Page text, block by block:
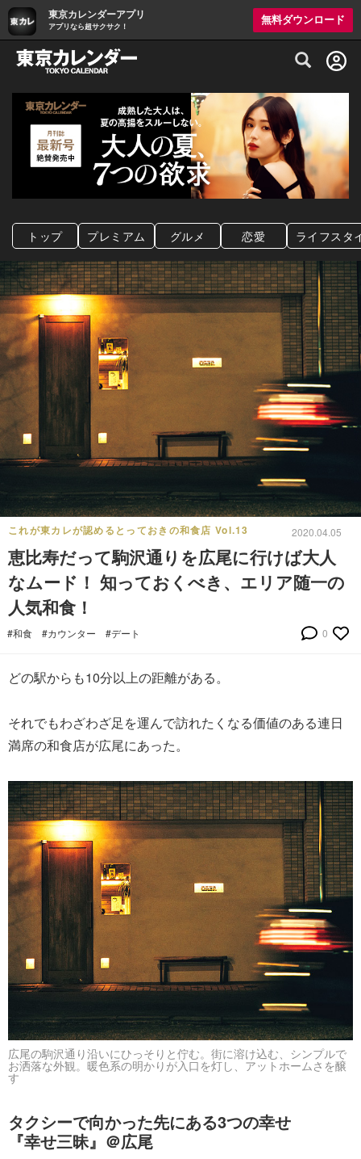
東京カレンダーアプリ
アプリなら超サクサク！
無料ダウンロード
グルメ情報・プレミアムレストラン予約
トップ プレミアム グルメ 恋愛 ライフスタ
これが東カレが認めるとっておきの和食店 Vol.13 2020.04.05
恵比寿だって駒沢通りを広尾に行けば大人
なムード！ 知っておくべき、エリア随一の
人気和食！
#和食 #カウンター #デート 0
どの駅からも10分以上の距離がある。
それでもわざわざ足を運んで訪れたくなる価値のある連日
満席の和食店が広尾にあった。
広尾の駒沢通り沿いにひっそりと佇む。街に溶け込む、シンプルで
お洒落な外観。暖色系の明かりが入口を灯し、アットホームさを醸
す
タクシーで向かった先にある3つの幸せ
『幸せ三昧』＠広尾